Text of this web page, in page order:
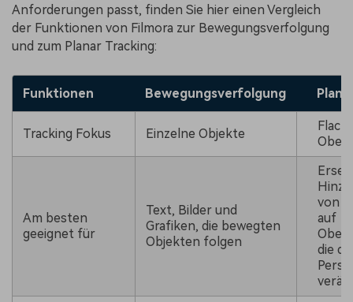
Anforderungen passt, finden Sie hier einen Vergleich
der Funktionen von Filmora zur Bewegungsverfolgung
und zum Planar Tracking:
Funktionen Bewegungsverfolgung
Tracking Fokus Einzelne Objekte
Am besten
geeignet für
Text, Bilder und
Grafiken, die bewegten
Objekten folgen
von
auf
die die